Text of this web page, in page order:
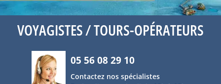
VOYAGISTES / TOURS-OPÉRATEURS
05 56 08 29 10
Contactez nos spécialistes